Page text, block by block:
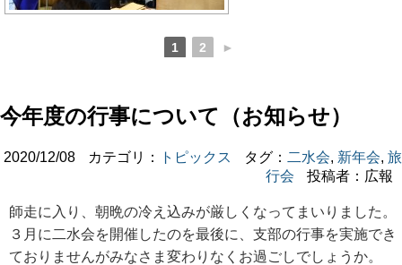
1 2 ►
今年度の行事について（お知らせ）
2020/12/08 カテゴリ： トピックス タグ： 二水会, 新年会, 旅
行会
投稿者：広報
師走に入り、朝晩の冷え込みが厳しくなってまいりました。
３月に二水会を開催したのを最後に、支部の行事を実施でき
ておりませんがみなさま変わりなくお過ごしでしょうか。